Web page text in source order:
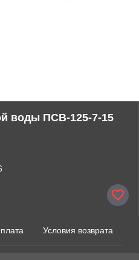
воды ПСВ-125-7-15
Условия возврата